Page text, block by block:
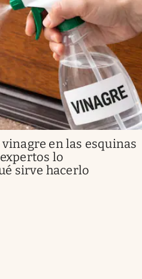
en las esquinas
lo
sirve hacerlo